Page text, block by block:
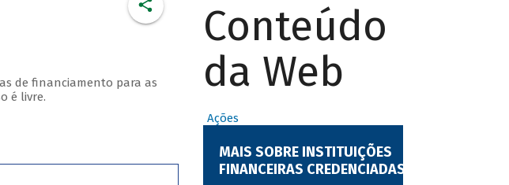
de financiamento para as
é livre.
Conteúdo
da Web
Ações
MAIS SOBRE INSTITUIÇÕES
FINANCEIRAS CREDENCIADAS